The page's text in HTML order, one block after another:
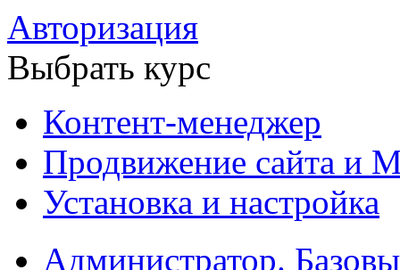
Авторизация
Выбрать курс
Контент-менеджер
Продвижение сайта и
Установка и настройка
Администратор.